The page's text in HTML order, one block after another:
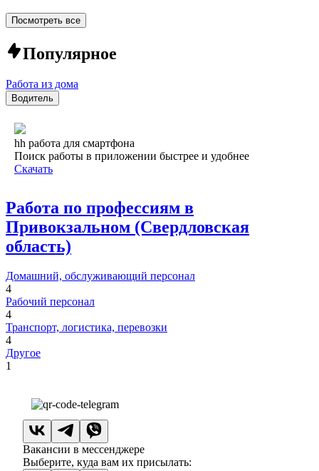
Посмотреть все
Популярное
Работа из дома
Водитель
hh работа для смартфона
Поиск работы в приложении быстрее и удобнее
Скачать
Работа по профессиям в
Привокзальном (Свердловская
область)
Домашний, обслуживающий персонал
4
Рабочий персонал
4
Транспорт, логистика, перевозки
4
Другое
1
Вакансии в мессенджере
Выберите, куда вам их присылать: